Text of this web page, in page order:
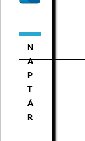
N
A
P
T
Á
R